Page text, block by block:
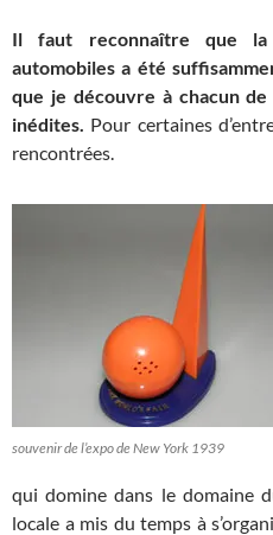
Il faut reconnaître que la
automobiles a été
que je découvre à chacun
inédites. Pour certaines
rencontrées.
souvenir de l’expo de New York 1939
qui domine dans le domaine
locale a mis du temps à